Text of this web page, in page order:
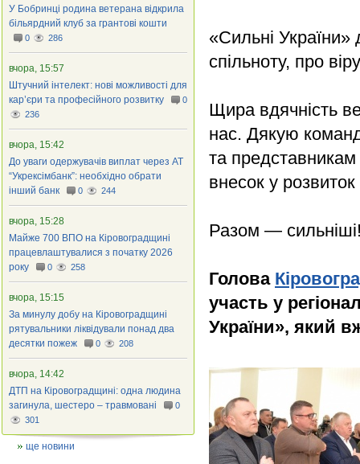
«Сильні
спільноту, про
Щира вдячність
нас. Дякую
та представникам
внесок у
Разом —
Голова
участь у
України», який
У Бобринці родина ветерана відкрила
більярдний клуб за грантові кошти
0 286
вчора, 15:57
Штучний інтелект: нові можливості для
кар’єри та професійного розвитку
0
236
вчора, 15:42
До уваги одержувачів виплат через АТ
“Укрексімбанк”: необхідно обрати
інший банк
0 244
вчора, 15:28
Майже 700 ВПО на Кіровоградщині
працевлаштувалися з початку 2026
року
0 258
вчора, 15:15
За минулу добу на Кіровоградщині
рятувальники ліквідували понад два
десятки пожеж
0 208
вчора, 14:42
ДТП на Кіровоградщині: одна людина
загинула, шестеро – травмовані
0
301
ще новини